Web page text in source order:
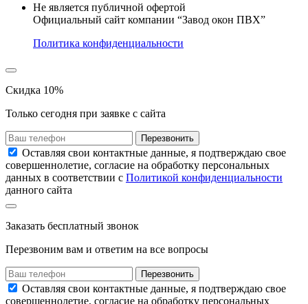
Не является публичной офертой
Официальный сайт компании “Завод окон ПВХ”
Политика конфиденциальности
Скидка 10%
Только сегодня при заявке с сайта
Перезвонить
Оставляя свои контактные данные, я подтверждаю свое
совершеннолетие, согласие на обработку персональных
данных в соответствии с Политикой конфиденциальности
данного сайта
Заказать бесплатный звонок
Перезвоним вам и ответим на все вопросы
Перезвонить
Оставляя свои контактные данные, я подтверждаю свое
совершеннолетие, согласие на обработку персональных